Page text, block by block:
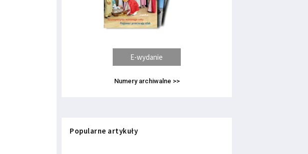
E-wydanie
Numery archiwalne >>
Popularne artykuły